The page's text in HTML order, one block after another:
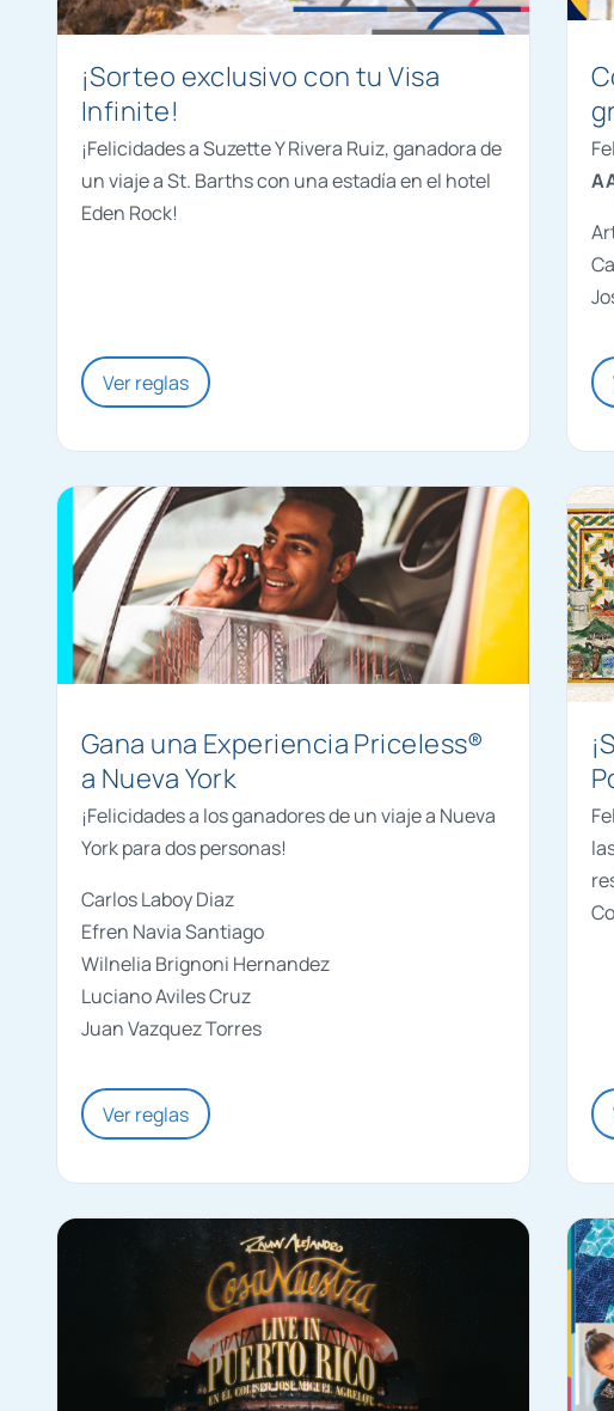
¡Sorteo exclusivo con tu Visa
Infinite!
¡Felicidades a Suzette Y Rivera Ruiz, ganadora de
un viaje a St. Barths con una estadía en el hotel
Eden Rock!
Ver reglas
Gana una Experiencia Priceless®
a Nueva York
¡Felicidades a los ganadores de un viaje a Nueva
York para dos personas!
Carlos Laboy Diaz
Efren Navia Santiago
Wilnelia Brignoni Hernandez
Luciano Aviles Cruz
Juan Vazquez Torres
Ver reglas